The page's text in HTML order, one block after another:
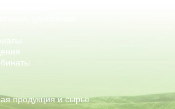
продукция и сырье